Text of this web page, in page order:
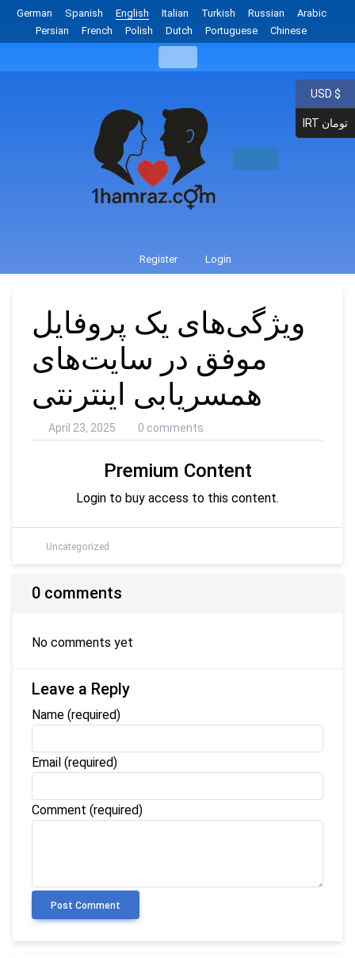
German Spanish English Italian Turkish Russian
Arabic
Persian
French Polish Dutch Portuguese Chinese
Register Login
ویژگی‌های یک پروفایل
موفق در سایت‌های
همسریابی اینترنتی
April 23, 2025 0 comments
Premium Content
Login to buy access to this content.
Uncategorized
0 comments
No comments yet
Leave a Reply
Name (required)
Email (required)
Comment (required)
Post Comment
USD $
IRT تومان